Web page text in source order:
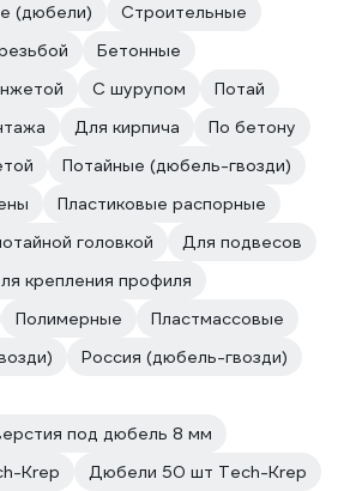
(дюбели)
Строительные
Бетонные
С шурупом
Потай
Для кирпича
По бетону
Потайные (дюбель-гвозди)
Пластиковые распорные
головкой
Для подвесов
крепления профиля
Полимерные
Пластмассовые
Россия (дюбель-гвозди)
под дюбель 8 мм
Krep
Дюбели 50 шт Tech-Krep